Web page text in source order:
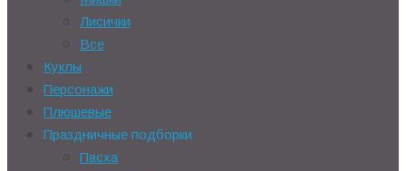
Лисички
Все
Куклы
Персонажи
Плюшевые
Праздничные подборки
Пасха